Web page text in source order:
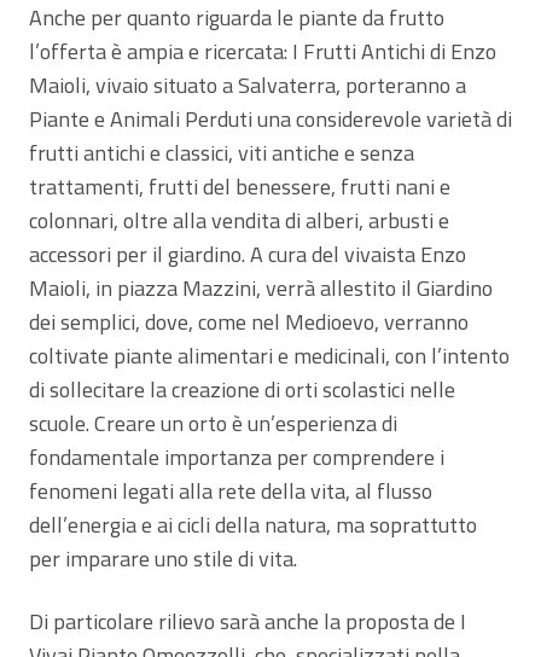
Anche per quanto riguarda le piante da frutto
l’offerta è ampia e ricercata: I Frutti Antichi di Enzo
Maioli, vivaio situato a Salvaterra, porteranno a
Piante e Animali Perduti una considerevole varietà di
frutti antichi e classici, viti antiche e senza
trattamenti, frutti del benessere, frutti nani e
colonnari, oltre alla vendita di alberi, arbusti e
accessori per il giardino. A cura del vivaista Enzo
Maioli, in piazza Mazzini, verrà allestito il Giardino
dei semplici, dove, come nel Medioevo, verranno
coltivate piante alimentari e medicinali, con l’intento
di sollecitare la creazione di orti scolastici nelle
scuole. Creare un orto è un’esperienza di
fondamentale importanza per comprendere i
fenomeni legati alla rete della vita, al flusso
dell’energia e ai cicli della natura, ma soprattutto
per imparare uno stile di vita.
Di particolare rilievo sarà anche la proposta de I